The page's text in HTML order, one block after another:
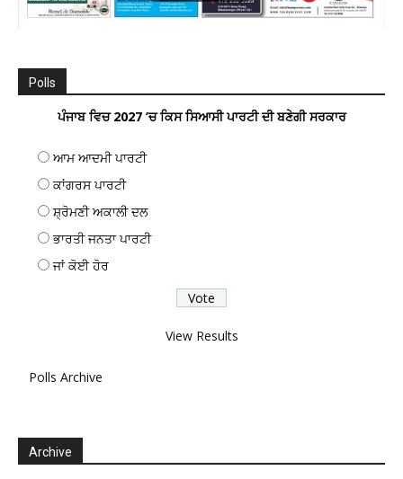
Polls
ਪੰਜਾਬ ਵਿਚ 2027 ’ਚ ਕਿਸ ਸਿਆਸੀ ਪਾਰਟੀ ਦੀ ਬਣੇਗੀ ਸਰਕਾਰ
ਆਮ ਆਦਮੀ ਪਾਰਟੀ
ਕਾਂਗਰਸ ਪਾਰਟੀ
ਸ਼੍ਰੋਮਣੀ ਅਕਾਲੀ ਦਲ
ਭਾਰਤੀ ਜਨਤਾ ਪਾਰਟੀ
ਜਾਂ ਕੋਈ ਹੋਰ
View Results
Polls Archive
Archive